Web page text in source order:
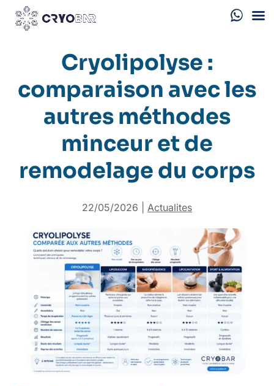
Cryolipolyse :
comparaison avec les
autres méthodes
minceur et de
remodelage du corps
22/05/2026 Actualites